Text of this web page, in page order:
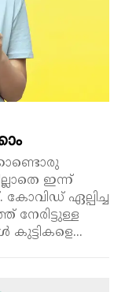
ഇന്ന്
ഏല്പിച്ച
കുട്ടികളെ...